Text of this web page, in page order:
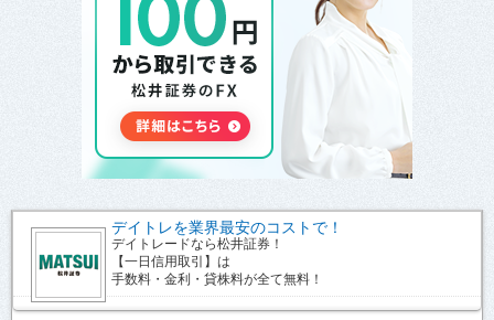
デイトレを業界最安のコストで！
デイトレードなら松井証券！
【一日信用取引】は
手数料・金利・貸株料が全て無料！